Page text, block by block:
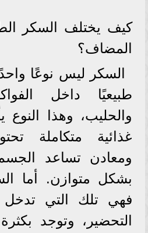
كيف يختلف السكر
المضاف؟
السكر ليس نوعًا
طبيعيًا داخل
والحليب، وهذا
غذائية متكاملة
ومعادن تساعد
بشكل متوازن. أما
فهي تلك التي تدخل
التحضير، وتوجد